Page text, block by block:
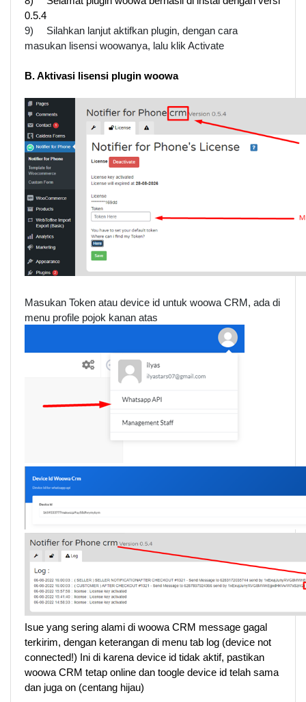
0.5.4
9)
Silahkan lanjut aktifkan plugin, dengan cara
masukan lisensi woowanya, lalu klik Activate
B. Aktivasi lisensi plugin woowa
Masukan Token atau device id untuk woowa CRM, ada di
menu profile pojok kanan atas
Isue yang sering alami di woowa CRM message gagal
terkirim, dengan keterangan di menu tab log (device not
connected!) Ini di karena device id tidak aktif, pastikan
woowa CRM tetap online dan toogle device id telah sama
dan juga on (centang hijau)